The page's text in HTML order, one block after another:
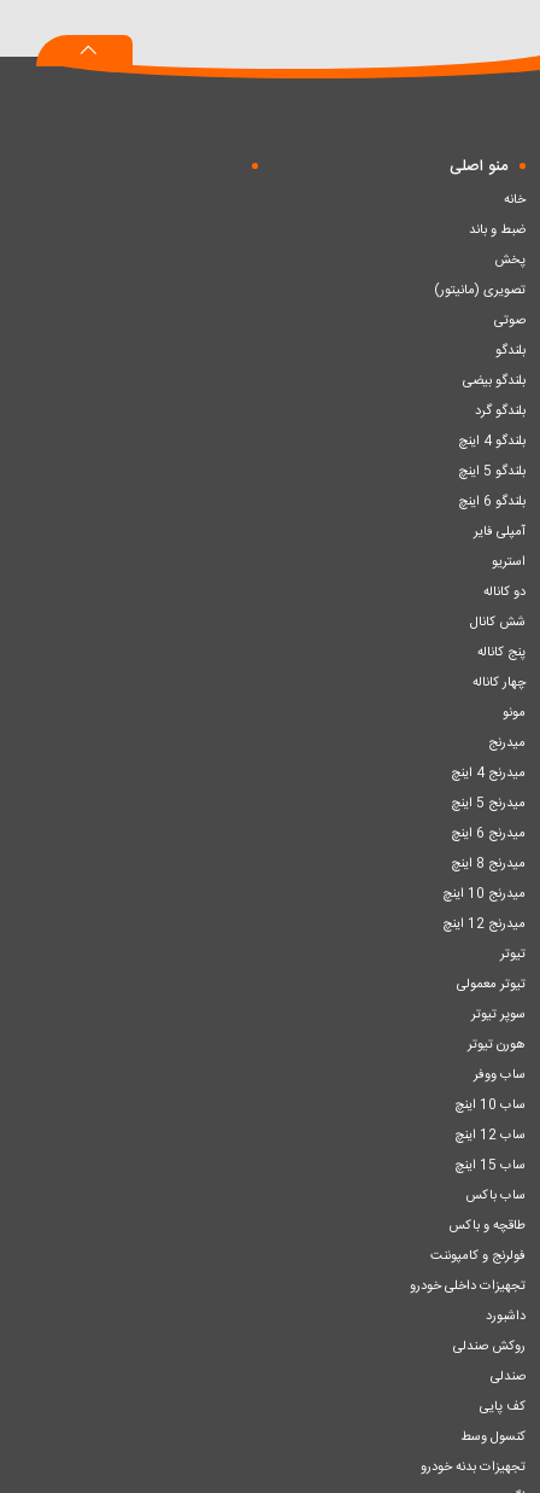
منو اصلی
خانه
ضبط و باند
پخش
تصویری (مانیتور)
صوتی
بلندگو
بلندگو بیضی
بلندگو گرد
بلندگو 4 اینچ
بلندگو 5 اینچ
بلندگو 6 اینچ
آمپلی فایر
استریو
دو کاناله
شش کانال
پنج کاناله
چهار کاناله
مونو
میدرنج
میدرنج 4 اینچ
میدرنج 5 اینچ
میدرنج 6 اینچ
میدرنج 8 اینچ
میدرنج 10 اینچ
میدرنج 12 اینچ
تیوتر
تیوتر معمولی
سوپر تیوتر
هورن تیوتر
ساب ووفر
ساب 10 اینچ
ساب 12 اینچ
ساب 15 اینچ
ساب باکس
طاقچه و باکس
فولرنج و کامپوننت
تجهیزات داخلی خودرو
داشبورد
روکش صندلی
صندلی
کف پایی
کنسول وسط
تجهیزات بدنه خودرو